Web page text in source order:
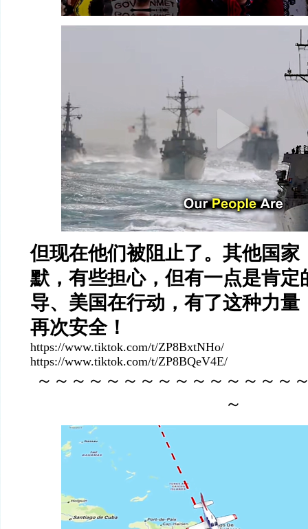
但现在他们被阻止了。其他国家
默，有些担心，但有一点是肯定
导、美国在行动，有了这种力量
再次安全！
https://www.tiktok.com/t/ZP8BxtNHo/
https://www.tiktok.com/t/ZP8BQeV4E/
～～～～～～～～～～～～～～～
～